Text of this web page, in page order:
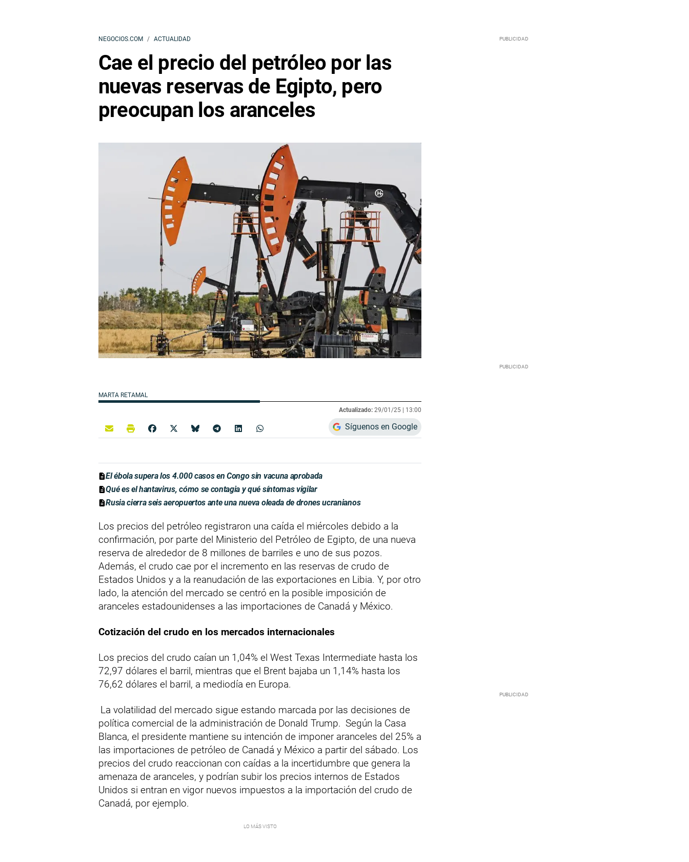
NEGOCIOS.COM ACTUALIDAD
Cae el precio del petróleo por las
nuevas reservas de Egipto, pero
preocupan los aranceles
MARTA RETAMAL
Actualizado: 29/01/25 | 13:00
Síguenos en Google
El ébola supera los 4.000 casos en Congo sin vacuna aprobada
Qué es el hantavirus, cómo se contagia y qué síntomas vigilar
Rusia cierra seis aeropuertos ante una nueva oleada de drones ucranianos
Los precios del petróleo registraron una caída el miércoles debido a la
confirmación, por parte del Ministerio del Petróleo de Egipto, de una nueva
reserva de alrededor de 8 millones de barriles e uno de sus pozos.
Además, el crudo cae por el incremento en las reservas de crudo de
Estados Unidos y a la reanudación de las exportaciones en Libia. Y, por otro
lado, la atención del mercado se centró en la posible imposición de
aranceles estadounidenses a las importaciones de Canadá y México.
Cotización del crudo en los mercados internacionales
Los precios del crudo caían un 1,04% el West Texas Intermediate hasta los
72,97 dólares el barril, mientras que el Brent bajaba un 1,14% hasta los
76,62 dólares el barril, a mediodía en Europa.
La volatilidad del mercado sigue estando marcada por las decisiones de
política comercial de la administración de Donald Trump. Según la Casa
Blanca, el presidente mantiene su intención de imponer aranceles del 25% a
las importaciones de petróleo de Canadá y México a partir del sábado. Los
precios del crudo reaccionan con caídas a la incertidumbre que genera la
amenaza de aranceles, y podrían subir los precios internos de Estados
Unidos si entran en vigor nuevos impuestos a la importación del crudo de
Canadá, por ejemplo.